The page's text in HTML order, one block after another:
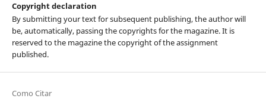
Copyright declaration
By submitting your text for subsequent publishing, the author will
be, automatically, passing the copyrights for the magazine. It is
reserved to the magazine the copyright of the assignment
published.
Como Citar